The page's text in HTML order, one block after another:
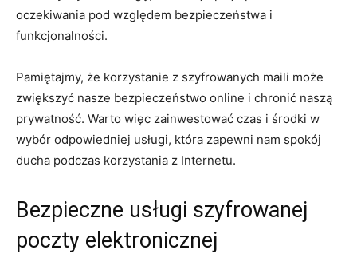
oczekiwania pod względem bezpieczeństwa i
funkcjonalności.
Pamiętajmy, że korzystanie z szyfrowanych maili może
zwiększyć nasze bezpieczeństwo online i chronić naszą
prywatność. Warto więc zainwestować czas i środki w
wybór odpowiedniej usługi, która zapewni nam spokój
ducha podczas korzystania z Internetu.
Bezpieczne usługi szyfrowanej
poczty elektronicznej